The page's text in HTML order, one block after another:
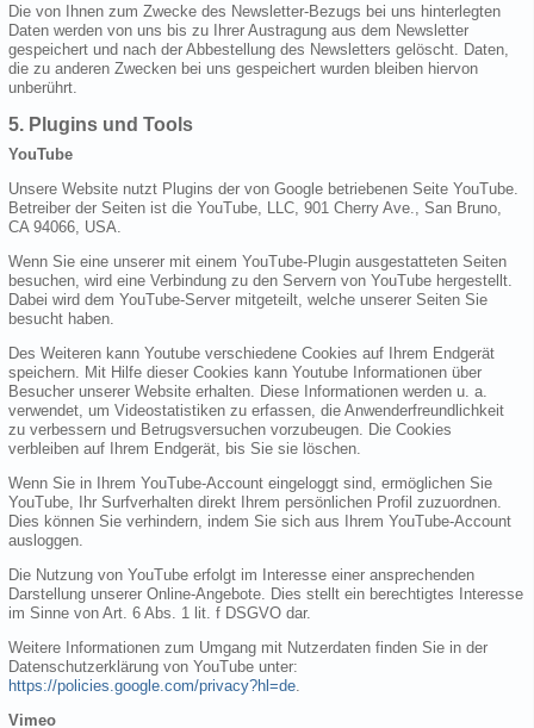
Die von Ihnen zum Zwecke des Newsletter-Bezugs bei uns hinterlegten
Daten werden von uns bis zu Ihrer Austragung aus dem Newsletter
gespeichert und nach der Abbestellung des Newsletters gelöscht. Daten,
die zu anderen Zwecken bei uns gespeichert wurden bleiben hiervon
unberührt.
5. Plugins und Tools
YouTube
Unsere Website nutzt Plugins der von Google betriebenen Seite YouTube.
Betreiber der Seiten ist die YouTube, LLC, 901 Cherry Ave., San Bruno,
CA 94066, USA.
Wenn Sie eine unserer mit einem YouTube-Plugin ausgestatteten Seiten
besuchen, wird eine Verbindung zu den Servern von YouTube hergestellt.
Dabei wird dem YouTube-Server mitgeteilt, welche unserer Seiten Sie
besucht haben.
Des Weiteren kann Youtube verschiedene Cookies auf Ihrem Endgerät
speichern. Mit Hilfe dieser Cookies kann Youtube Informationen über
Besucher unserer Website erhalten. Diese Informationen werden u. a.
verwendet, um Videostatistiken zu erfassen, die Anwenderfreundlichkeit
zu verbessern und Betrugsversuchen vorzubeugen. Die Cookies
verbleiben auf Ihrem Endgerät, bis Sie sie löschen.
Wenn Sie in Ihrem YouTube-Account eingeloggt sind, ermöglichen Sie
YouTube, Ihr Surfverhalten direkt Ihrem persönlichen Profil zuzuordnen.
Dies können Sie verhindern, indem Sie sich aus Ihrem YouTube-Account
ausloggen.
Die Nutzung von YouTube erfolgt im Interesse einer ansprechenden
Darstellung unserer Online-Angebote. Dies stellt ein berechtigtes Interesse
im Sinne von Art. 6 Abs. 1 lit. f DSGVO dar.
Weitere Informationen zum Umgang mit Nutzerdaten finden Sie in der
Datenschutzerklärung von YouTube unter:
https://policies.google.com/privacy?hl=de
Vimeo